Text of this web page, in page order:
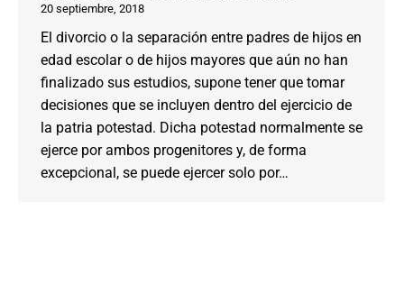
20 septiembre, 2018
El divorcio o la separación entre padres de hijos en
edad escolar o de hijos mayores que aún no han
finalizado sus estudios, supone tener que tomar
decisiones que se incluyen dentro del ejercicio de
la patria potestad. Dicha potestad normalmente se
ejerce por ambos progenitores y, de forma
excepcional, se puede ejercer solo por…